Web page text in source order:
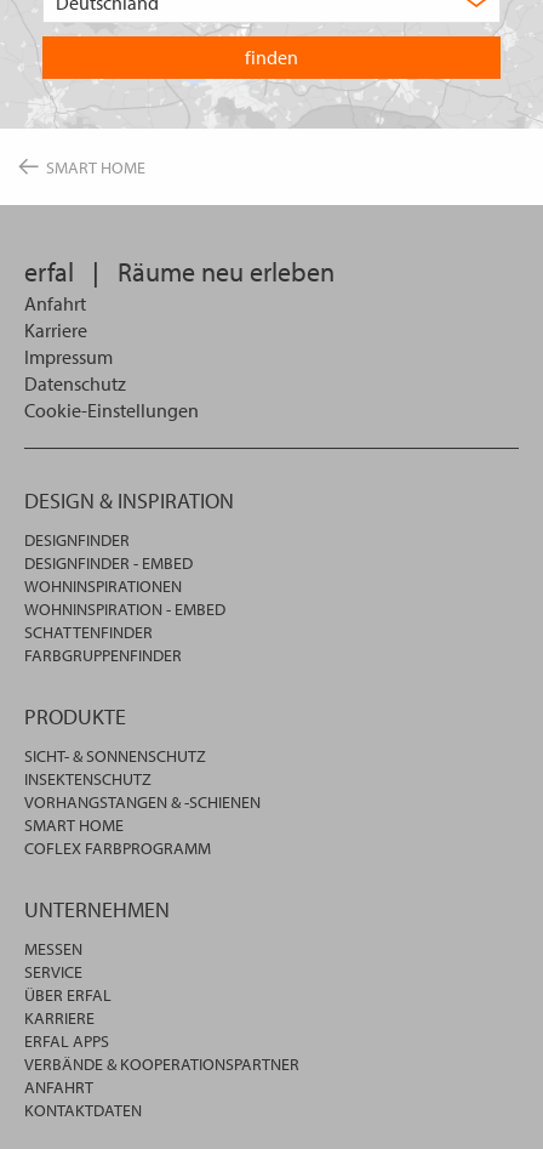
in
welchem
Land
Sie
suchen
SMART HOME
erfal | Räume neu erleben
Anfahrt
Karriere
Impressum
Datenschutz
Cookie-Einstellungen
DESIGN & INSPIRATION
DESIGNFINDER
DESIGNFINDER - EMBED
WOHNINSPIRATIONEN
WOHNINSPIRATION - EMBED
SCHATTENFINDER
FARBGRUPPENFINDER
PRODUKTE
SICHT- & SONNENSCHUTZ
INSEKTENSCHUTZ
VORHANGSTANGEN & -SCHIENEN
SMART HOME
COFLEX FARBPROGRAMM
UNTERNEHMEN
MESSEN
SERVICE
ÜBER ERFAL
KARRIERE
ERFAL APPS
VERBÄNDE & KOOPERATIONSPARTNER
ANFAHRT
KONTAKTDATEN